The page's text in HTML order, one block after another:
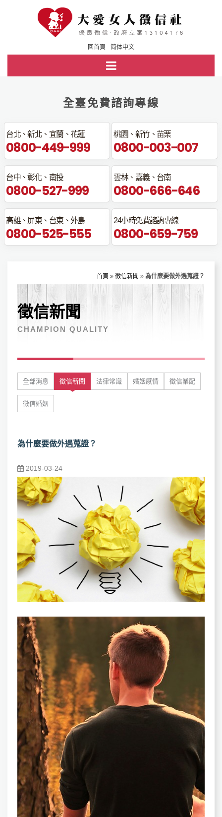
回首頁 简体中文
全臺免費諮詢專線
台北、新北、宜蘭、花蓮
0800-449-999
桃園、新竹、苗栗
0800-003-007
台中、彰化、南投
0800-527-999
雲林、嘉義、台南
0800-666-646
高雄、屏東、台東、外島
0800-525-555
24小時免費諮詢專線
0800-659-759
首頁 徵信新聞 為什麼要做外遇蒐證？
徵信新聞
CHAMPION QUALITY
全部消息 徵信新聞 法律常識 婚姻感情 徵信業配
徵信婚姻
為什麼要做外遇蒐證？
2019-03-24